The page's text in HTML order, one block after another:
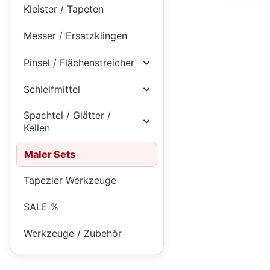
Kleister / Tapeten
Messer / Ersatzklingen
Pinsel / Flächenstreicher
Schleifmittel
Spachtel / Glätter /
Kellen
Maler Sets
Tapezier Werkzeuge
SALE %
Werkzeuge / Zubehör